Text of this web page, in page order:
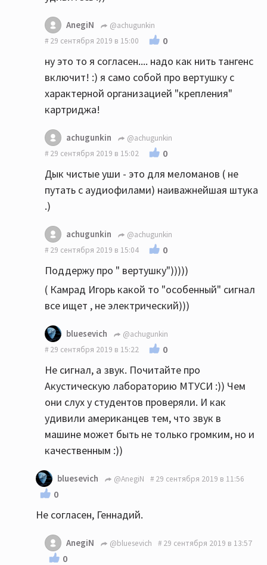
AnegiN
@achugunkin
29 сентября 2019 в 15:00
0
ну это то я согласен.... надо как нить тангенс
включит! :) я само собой про вертушку с
характерной организацией "крепления"
картриджа!
achugunkin
@achugunkin
29 сентября 2019 в 15:02
0
Дык чистые уши - это для меломанов ( не
путать с аудиофилами) наиважнейшая штука
.)
achugunkin
@achugunkin
29 сентября 2019 в 15:04
0
Поддержу про " вертушку")))))
( Камрад Игорь какой то "особенный" сигнал
все ищет , не электрический)))
bluesevich
@achugunkin
29 сентября 2019 в 15:22
0
Не сигнал, а звук. Почитайте про
Акустическую лабораторию МТУСИ :)) Чем
они слух у студентов проверяли. И как
удивили американцев тем, что звук в
машине может быть не только громким, но и
качественным :))
bluesevich @AnegiN 29 сентября 2019 в 11:56
0
Не согласен, Геннадий.
AnegiN @bluesevich 29 сентября 2019 в 13:57
0